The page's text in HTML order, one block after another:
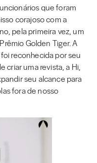
que foram
corajoso com a
pela primeira vez, um
Golden Tiger. A
reconhecida por seu
criar uma revista, a Hi,
seu alcance para
fora de nosso